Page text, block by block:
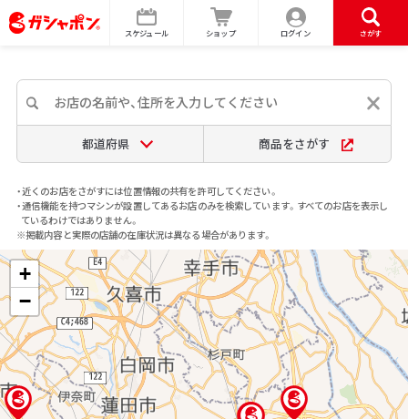
スケジュール ショップ ログイン さがす
都道府県 商品をさがす
・近くのお店をさがすには位置情報の共有を許可してください。
・通信機能を持つマシンが設置してあるお店のみを検索しています。すべてのお店を表示し
ているわけではありません。
※掲載内容と実際の店舗の在庫状況は異なる場合があります。
+
−